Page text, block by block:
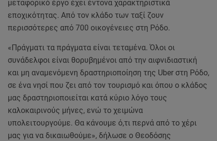
μεταφορικό έργο έχει έντονα χαρακτηριστικά
εποχικότητας. Από τον κλάδο των ταξί ζουν
περισσότερες από 700 οικογένειες στη Ρόδο.
«Πράγματι τα πράγματα είναι τεταμένα. Όλοι οι
συνάδελφοι είναι θορυβημένοι από την αιφνιδιαστική
και μη αναμενόμενη δραστηριοποίηση της Uber στη Ρόδο,
σε ένα νησί που ζει από τον τουρισμό και όπου ο κλάδος
μας δραστηριοποιείται κατά κύριο λόγο τους
καλοκαιρινούς μήνες, ενώ το χειμώνα
υπολειτουργούμε. Θα κάνουμε ό,τι περνά από το χέρι
μας για να δικαιωθούμε», δήλωσε ο Θεοδόσης